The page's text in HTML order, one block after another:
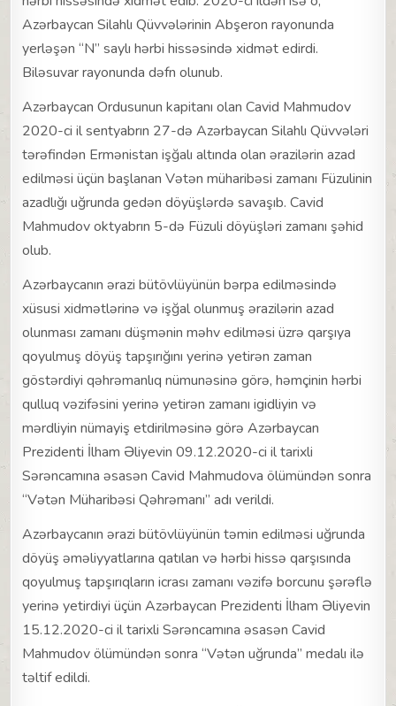
Azərbaycan Silahlı Qüvvələrinin Abşeron rayonunda
yerləşən “N” saylı hərbi hissəsində xidmət edirdi.
Biləsuvar rayonunda dəfn olunub.
Azərbaycan Ordusunun kapitanı olan Cavid Mahmudov
2020-ci il sentyabrın 27-də Azərbaycan Silahlı Qüvvələri
tərəfindən Ermənistan işğalı altında olan ərazilərin azad
edilməsi üçün başlanan Vətən müharibəsi zamanı Füzulinin
azadlığı uğrunda gedən döyüşlərdə savaşıb. Cavid
Mahmudov oktyabrın 5-də Füzuli döyüşləri zamanı şəhid
olub.
Azərbaycanın ərazi bütövlüyünün bərpa edilməsində
xüsusi xidmətlərinə və işğal olunmuş ərazilərin azad
olunması zamanı düşmənin məhv edilməsi üzrə qarşıya
qoyulmuş döyüş tapşırığını yerinə yetirən zaman
göstərdiyi qəhrəmanlıq nümunəsinə görə, həmçinin hərbi
qulluq vəzifəsini yerinə yetirən zamanı igidliyin və
mərdliyin nümayiş etdirilməsinə görə Azərbaycan
Prezidenti İlham Əliyevin 09.12.2020-ci il tarixli
Sərəncamına əsasən Cavid Mahmudova ölümündən sonra
“Vətən Müharibəsi Qəhrəmanı” adı verildi.
Azərbaycanın ərazi bütövlüyünün təmin edilməsi uğrunda
döyüş əməliyyatlarına qatılan və hərbi hissə qarşısında
qoyulmuş tapşırıqların icrası zamanı vəzifə borcunu şərəflə
yerinə yetirdiyi üçün Azərbaycan Prezidenti İlham Əliyevin
15.12.2020-ci il tarixli Sərəncamına əsasən Cavid
Mahmudov ölümündən sonra “Vətən uğrunda” medalı ilə
təltif edildi.